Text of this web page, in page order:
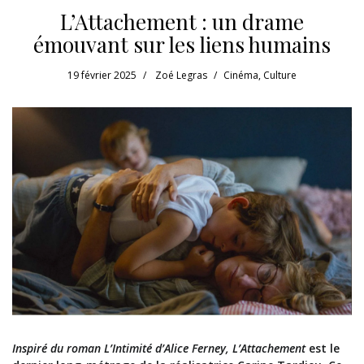
L’Attachement : un drame
émouvant sur les liens humains
19 février 2025 Zoé Legras Cinéma, Culture
Inspiré du roman L’Intimité d’Alice Ferney, L’Attachement est le